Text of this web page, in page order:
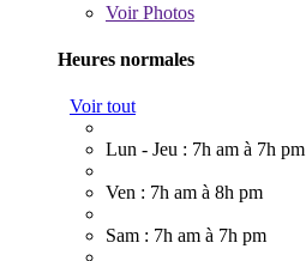
VoirPhotos
Heures normales
Voir tout
Lun - Jeu : 7h am à 7h pm
Ven : 7h am à 8h pm
Sam : 7h am à 7h pm